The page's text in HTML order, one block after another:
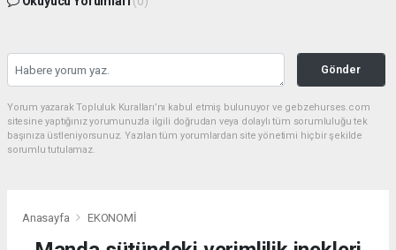
Gönder
Yorum yazarak Topluluk Kuralları’nı kabul etmiş bulunuyor ve gebzehurses.com
sitesine yaptığınız yorumunuzla ilgili doğrudan veya dolaylı tüm sorumluluğu tek
başınıza üstleniyorsunuz. Yazılan tüm yorumlardan site yönetimi hiçbir şekilde
sorumlu tutulamaz.
Anasayfa EKONOMİ